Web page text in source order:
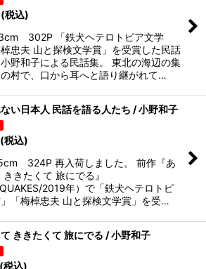
(税込)
302P 「鉄犬ヘテロトピア文学
忠夫 山と探検文学賞」を受賞した民話
野和子による民話集。 東北の海辺の集
村で、口から耳へと語り継がれて…
い日本人 民話を語る人たち / 小野和子
(税込)
324P 再入荷しました。 前作『あ
きたくて 旅にでる』
2019年）で「鉄犬ヘテロトピ
「梅棹忠夫 山と探検文学賞」を受…
ききたくて 旅にでる / 小野和子
(税込)